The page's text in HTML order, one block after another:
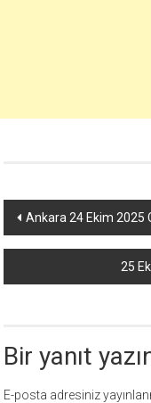
Yazı
dolaşımı
Ankara 24 Ekim 2025
25
Bir yanıt
E-posta adresiniz